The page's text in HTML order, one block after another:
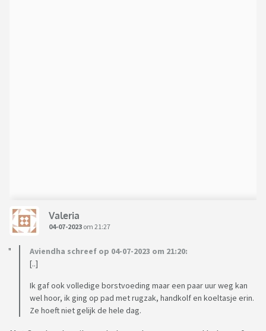
Valeria
04-07-2023 om 21:27
Aviendha schreef op 04-07-2023 om 21:20:
[..]
Ik gaf ook volledige borstvoeding maar een paar uur weg kan
wel hoor, ik ging op pad met rugzak, handkolf en koeltasje erin.
Ze hoeft niet gelijk de hele dag.